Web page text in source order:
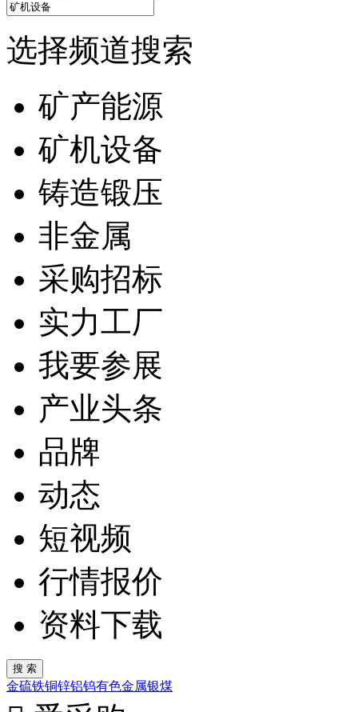
选择频道搜索
矿产能源
矿机设备
铸造锻压
非金属
采购招标
实力工厂
我要参展
产业头条
品牌
动态
短视频
行情报价
资料下载
金硫铁铜锌铝钨有色金属银煤